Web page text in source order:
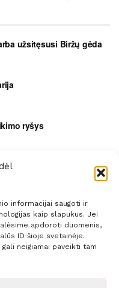
informacijai saugoti ir
kaip slapukus. Jei
apdoroti duomenis,
ID šioje svetainėje.
neigiamai paveikti tam
užsitęsusi Biržų gėda
ryšys
į piceriją